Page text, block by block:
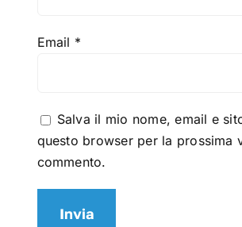
Email *
Salva il mio nome, email e
questo browser per la prossima
commento.